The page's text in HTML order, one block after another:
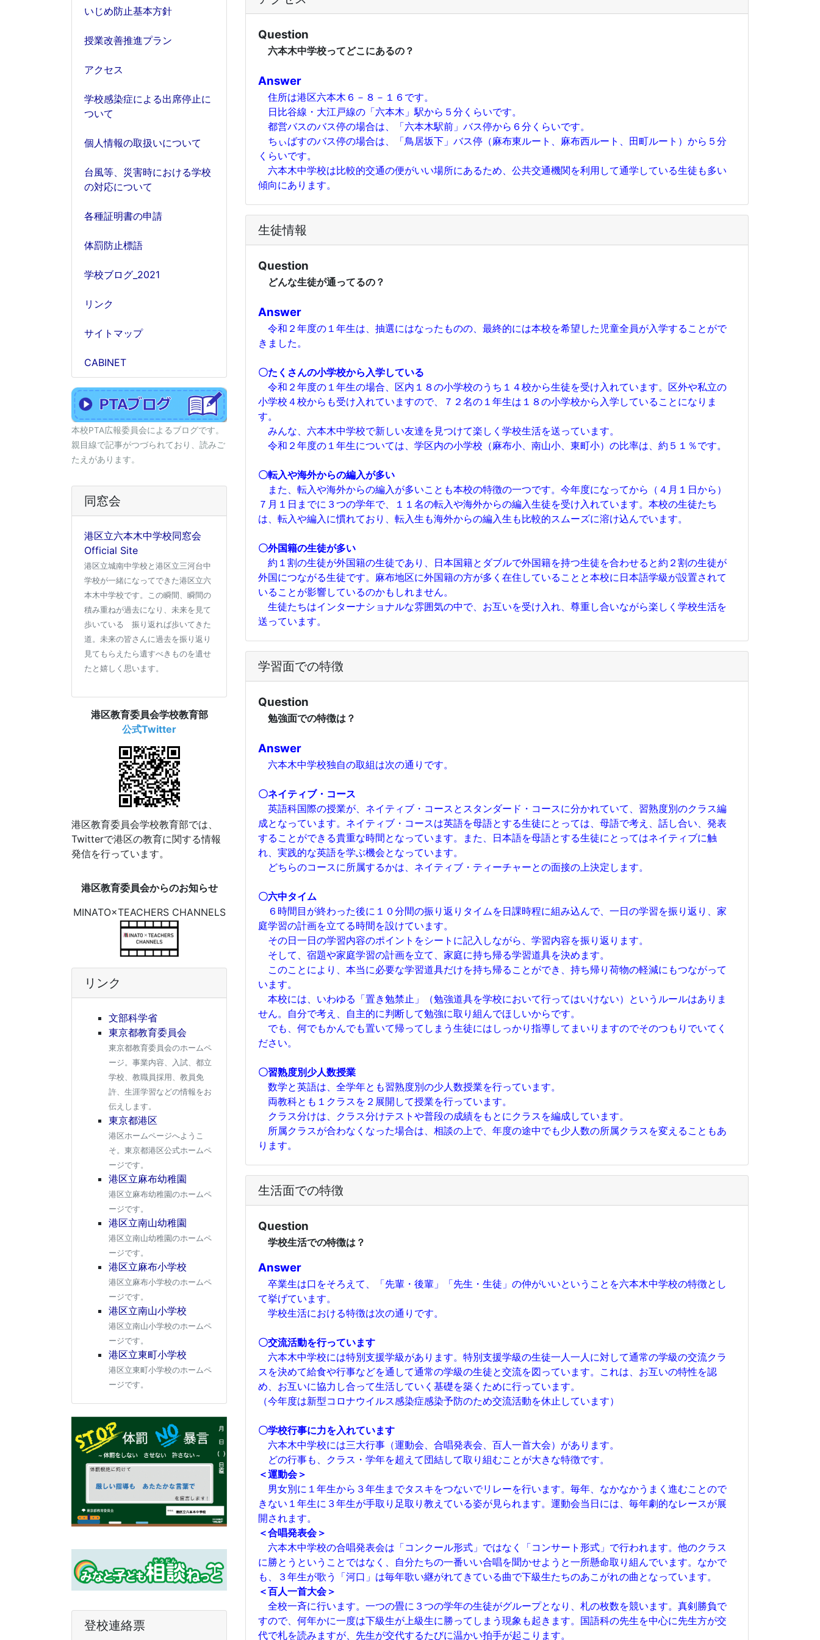
いじめ防止基本方針
授業改善推進プラン
アクセス
学校感染症による出席停止に
ついて
個人情報の取扱いについて
台風等、災害時における学校
の対応について
各種証明書の申請
体罰防止標語
学校ブログ_2021
リンク
サイトマップ
CABINET
本校PTA広報委員会によるブログです。
親目線で記事がつづられており、読みご
たえがあります。
同窓会
港区立六本木中学校同窓会
Official Site
港区立城南中学校と港区立三河台中
学校が一緒になってできた港区立六
本木中学校です。この瞬間、瞬間の
積み重ねが過去になり、未来を見て
歩いている 振り返れば歩いてきた
道。未来の皆さんに過去を振り返り
見てもらえたら遺すべきものを遺せ
たと嬉しく思います。
港区教育委員会学校教育部
公式Twitter
港区教育委員会学校教育部では、
Twitterで港区の教育に関する情報
発信を行っています。
港区教育委員会からのお知らせ
MINATO×TEACHERS CHANNELS
リンク
文部科学省
東京都教育委員会
東京都教育委員会のホームペ
ージ。事業内容、入試、都立
学校、教職員採用、教員免
許、生涯学習などの情報をお
伝えします。
東京都港区
港区ホームページへようこ
そ。東京都港区公式ホームペ
ージです。
港区立麻布幼稚園
港区立麻布幼稚園のホームペ
ージです。
港区立南山幼稚園
港区立南山幼稚園のホームペ
ージです。
港区立麻布小学校
港区立麻布小学校のホームペ
ージです。
港区立南山小学校
港区立南山小学校のホームペ
ージです。
港区立東町小学校
港区立東町小学校のホームペ
ージです。
登校連絡票
Question
六本木中学校ってどこにあるの？
Answer
住所は港区六本木６－８－１６です。
日比谷線・大江戸線の「六本木」駅から５分くらいです。
都営バスのバス停の場合は、「六本木駅前」バス停から６分くらいです。
ちぃばすのバス停の場合は、「鳥居坂下」バス停（麻布東ルート、麻布西ルート、田町ルート）から５分
くらいです。
六本木中学校は比較的交通の便がいい場所にあるため、公共交通機関を利用して通学している生徒も多い
傾向にあります。
生徒情報
Question
どんな生徒が通ってるの？
Answer
令和２年度の１年生は、抽選にはなったものの、最終的には本校を希望した児童全員が入学することがで
きました。
〇たくさんの小学校から入学している
令和２年度の１年生の場合、区内１８の小学校のうち１４校から生徒を受け入れています。区外や私立の
小学校４校からも受け入れていますので、７２名の１年生は１８の小学校から入学していることになりま
す。
みんな、六本木中学校で新しい友達を見つけて楽しく学校生活を送っています。
令和２年度の１年生については、学区内の小学校（麻布小、南山小、東町小）の比率は、約５１％です。
〇転入や海外からの編入が多い
また、転入や海外からの編入が多いことも本校の特徴の一つです。今年度になってから（４月１日から）
７月１日までに３つの学年で、１１名の転入や海外からの編入生徒を受け入れています。本校の生徒たち
は、転入や編入に慣れており、転入生も海外からの編入生も比較的スムーズに溶け込んでいます。
〇外国籍の生徒が多い
約１割の生徒が外国籍の生徒であり、日本国籍とダブルで外国籍を持つ生徒を合わせると約２割の生徒が
外国につながる生徒です。麻布地区に外国籍の方が多く在住していることと本校に日本語学級が設置されて
いることが影響しているのかもしれません。
生徒たちはインターナショナルな雰囲気の中で、お互いを受け入れ、尊重し合いながら楽しく学校生活を
送っています。
学習面での特徴
Question
勉強面での特徴は？
Answer
六本木中学校独自の取組は次の通りです。
〇ネイティブ・コース
英語科国際の授業が、ネイティブ・コースとスタンダード・コースに分かれていて、習熟度別のクラス編
成となっています。ネイティブ・コースは英語を母語とする生徒にとっては、母語で考え、話し合い、発表
することができる貴重な時間となっています。また、日本語を母語とする生徒にとってはネイティブに触
れ、実践的な英語を学ぶ機会となっています。
どちらのコースに所属するかは、ネイティブ・ティーチャーとの面接の上決定します。
〇六中タイム
６時間目が終わった後に１０分間の振り返りタイムを日課時程に組み込んで、一日の学習を振り返り、家
庭学習の計画を立てる時間を設けています。
その日一日の学習内容のポイントをシートに記入しながら、学習内容を振り返ります。
そして、宿題や家庭学習の計画を立て、家庭に持ち帰る学習道具を決めます。
このことにより、本当に必要な学習道具だけを持ち帰ることができ、持ち帰り荷物の軽減にもつながって
います。
本校には、いわゆる「置き勉禁止」（勉強道具を学校において行ってはいけない）というルールはありま
せん。自分で考え、自主的に判断して勉強に取り組んでほしいからです。
でも、何でもかんでも置いて帰ってしまう生徒にはしっかり指導してまいりますのでそのつもりでいてく
ださい。
〇習熟度別少人数授業
数学と英語は、全学年とも習熟度別の少人数授業を行っています。
両教科とも１クラスを２展開して授業を行っています。
クラス分けは、クラス分けテストや普段の成績をもとにクラスを編成しています。
所属クラスが合わなくなった場合は、相談の上で、年度の途中でも少人数の所属クラスを変えることもあ
ります。
生活面での特徴
Question
学校生活での特徴は？
Answer
卒業生は口をそろえて、「先輩・後輩」「先生・生徒」の仲がいいということを六本木中学校の特徴とし
て挙げています。
学校生活における特徴は次の通りです。
〇交流活動を行っています
六本木中学校には特別支援学級があります。特別支援学級の生徒一人一人に対して通常の学級の交流クラ
スを決めて給食や行事などを通して通常の学級の生徒と交流を図っています。これは、お互いの特性を認
め、お互いに協力し合って生活していく基礎を築くために行っています。
（今年度は新型コロナウイルス感染症感染予防のため交流活動を休止しています）
〇学校行事に力を入れています
六本木中学校には三大行事（運動会、合唱発表会、百人一首大会）があります。
どの行事も、クラス・学年を超えて団結して取り組むことが大きな特徴です。
＜運動会＞
男女別に１年生から３年生までタスキをつないでリレーを行います。毎年、なかなかうまく進むことので
きない１年生に３年生が手取り足取り教えている姿が見られます。運動会当日には、毎年劇的なレースが展
開されます。
＜合唱発表会＞
六本木中学校の合唱発表会は「コンクール形式」ではなく「コンサート形式」で行われます。他のクラス
に勝とうということではなく、自分たちの一番いい合唱を聞かせようと一所懸命取り組んでいます。なかで
も、３年生が歌う「河口」は毎年歌い継がれてきている曲で下級生たちのあこがれの曲となっています。
＜百人一首大会＞
全校一斉に行います。一つの畳に３つの学年の生徒がグループとなり、札の枚数を競います。真剣勝負で
すので、何年かに一度は下級生が上級生に勝ってしまう現象も起きます。国語科の先生を中心に先生方が交
代で札を読みますが、先生が交代するたびに温かい拍手が起こります。